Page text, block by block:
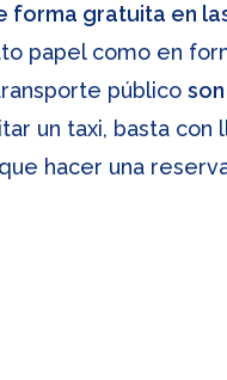
forma gratuita en
papel como en
público
un taxi, basta con
hacer una